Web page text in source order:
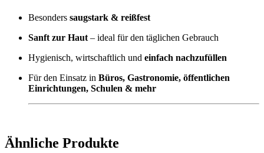
Besonders saugstark & reißfest
Sanft zur Haut – ideal für den täglichen Gebrauch
Hygienisch, wirtschaftlich und einfach nachzufüllen
Für den Einsatz in Büros, Gastronomie, öffentlichen
Einrichtungen, Schulen & mehr
Ähnliche Produkte